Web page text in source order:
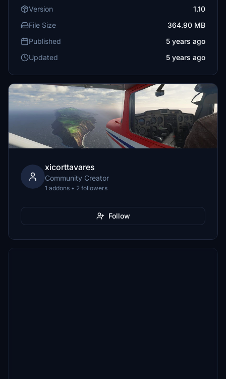
Version
1.10
File Size
364.90 MB
Published
5 years ago
Updated
5 years ago
xicorttavares
Community Creator
1 addons • 2 followers
Follow